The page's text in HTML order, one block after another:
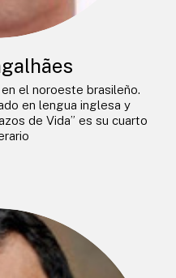
el noroeste brasileño.
en lengua inglesa y
de Vida” es su cuarto